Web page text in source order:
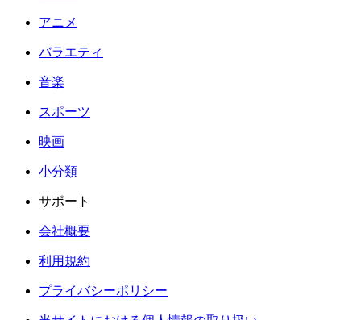
アニメ
バラエティ
音楽
スポーツ
映画
小分類
サポート
会社概要
利用規約
プライバシーポリシー